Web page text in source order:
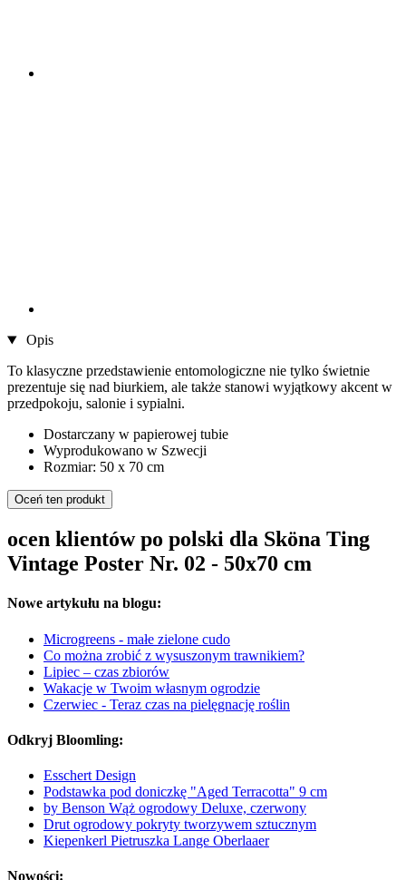
Opis
To klasyczne przedstawienie entomologiczne nie tylko świetnie
prezentuje się nad biurkiem, ale także stanowi wyjątkowy akcent w
przedpokoju, salonie i sypialni.
Dostarczany w papierowej tubie
Wyprodukowano w Szwecji
Rozmiar: 50 x 70 cm
Oceń ten produkt
ocen klientów po polski dla Sköna Ting
Vintage Poster Nr. 02 - 50x70 cm
Nowe artykułu na blogu:
Microgreens - małe zielone cudo
Co można zrobić z wysuszonym trawnikiem?
Lipiec – czas zbiorów
Wakacje w Twoim własnym ogrodzie
Czerwiec - Teraz czas na pielęgnację roślin
Odkryj Bloomling:
Esschert Design
Podstawka pod doniczkę "Aged Terracotta" 9 cm
by Benson Wąż ogrodowy Deluxe, czerwony
Drut ogrodowy pokryty tworzywem sztucznym
Kiepenkerl Pietruszka Lange Oberlaaer
Nowości: